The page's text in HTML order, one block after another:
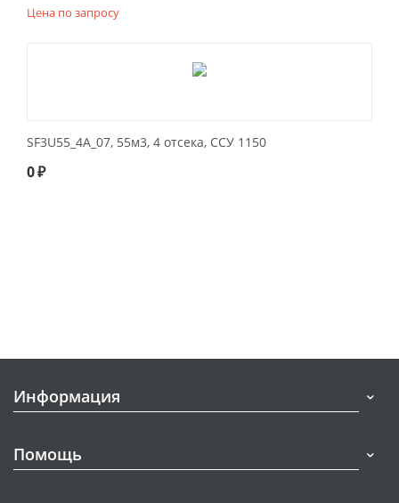
Цена по запросу
SF3U55_4A_07, 55м3, 4 отсека, ССУ 1150
0₽
Информация
Помощь